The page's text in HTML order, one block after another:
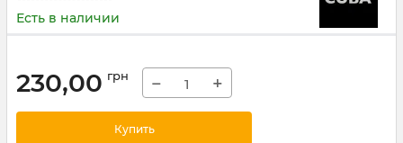
Есть в наличии
230,00 грн − +
Купить